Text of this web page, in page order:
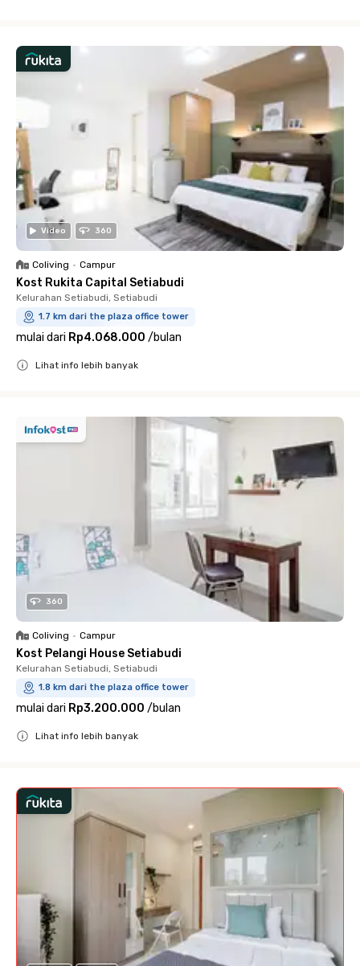
Video 360
Coliving • Campur
Kost Rukita Capital Setiabudi
Kelurahan Setiabudi, Setiabudi
1.7 km dari the plaza office tower
mulai dari Rp4.068.000 /bulan
Lihat info lebih banyak
360
Coliving • Campur
Kost Pelangi House Setiabudi
Kelurahan Setiabudi, Setiabudi
1.8 km dari the plaza office tower
mulai dari Rp3.200.000 /bulan
Lihat info lebih banyak